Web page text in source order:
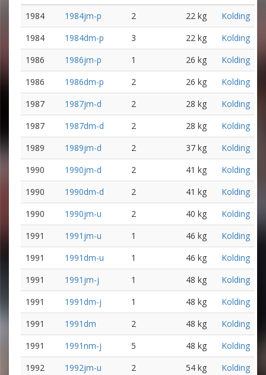
1984 1984jm-p 2 22 kg
Kolding
1984
1984dm-p 3 22 kg
Kolding
1986
1986jm-p 1 26 kg
Kolding
1986
1986dm-p 2 26 kg
Kolding
1987
1987jm-d 2 28 kg
Kolding
1987
1987dm-d 2 28 kg
Kolding
1989
1989jm-d 2 37 kg
Kolding
1990
1990jm-d 2 41 kg
Kolding
1990
1990dm-d 2 41 kg
Kolding
1990
1990jm-u 2 40 kg
Kolding
1991
1991jm-u 1 46 kg
Kolding
1991
1991dm-u 1 46 kg
Kolding
1991
1991jm-j 1 48 kg
Kolding
1991
1991dm-j 1 48 kg
Kolding
1991
1991dm 2 48 kg
Kolding
1991
1991nm-j 5 48 kg
Kolding
1992
1992jm-u 2 54 kg
Kolding